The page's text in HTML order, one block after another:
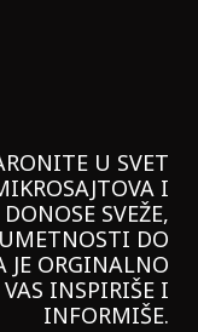
U SVET
I
SVEŽE,
DO
JE ORGINALNO
INSPIRIŠE I
INFORMIŠE.